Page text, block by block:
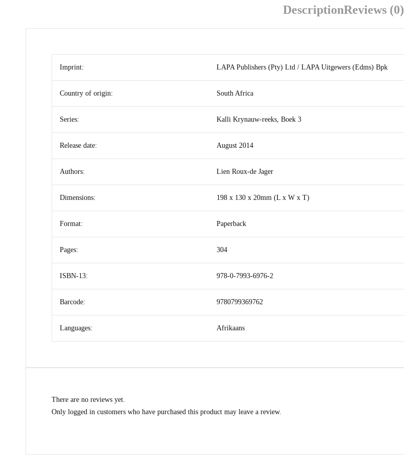
DescriptionReviews (0)
Imprint: LAPA Publishers (Pty) Ltd / LAPA Uitgewers (Edms) Bpk
Country of origin: South Africa
Series: Kalli Krynauw-reeks, Boek 3
Release date: August 2014
Authors: Lien Roux-de Jager
Dimensions: 198 x 130 x 20mm (L x W x T)
Format: Paperback
Pages: 304
ISBN-13: 978-0-7993-6976-2
Barcode: 9780799369762
Languages: Afrikaans
There are no reviews yet.
Only logged in customers who have purchased this product may leave a review.